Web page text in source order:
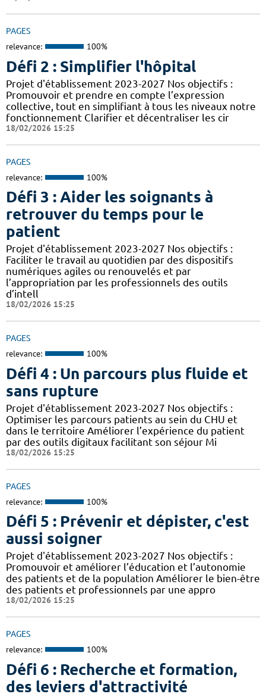
PAGES
relevance: 100%
Défi 2 : Simplifier l'hôpital
Projet d'établissement 2023-2027 Nos objectifs :
Promouvoir et prendre en compte l’expression
collective, tout en simplifiant à tous les niveaux notre
fonctionnement Clarifier et décentraliser les cir
18/02/2026 15:25
PAGES
relevance: 100%
Défi 3 : Aider les soignants à
retrouver du temps pour le
patient
Projet d'établissement 2023-2027 Nos objectifs :
Faciliter le travail au quotidien par des dispositifs
numériques agiles ou renouvelés et par
l’appropriation par les professionnels des outils
d’intell
18/02/2026 15:25
PAGES
relevance: 100%
Défi 4 : Un parcours plus fluide et
sans rupture
Projet d'établissement 2023-2027 Nos objectifs :
Optimiser les parcours patients au sein du CHU et
dans le territoire Améliorer l’expérience du patient
par des outils digitaux facilitant son séjour Mi
18/02/2026 15:25
PAGES
relevance: 100%
Défi 5 : Prévenir et dépister, c'est
aussi soigner
Projet d'établissement 2023-2027 Nos objectifs :
Promouvoir et améliorer l’éducation et l’autonomie
des patients et de la population Améliorer le bien-être
des patients et professionnels par une appro
18/02/2026 15:25
PAGES
relevance: 100%
Défi 6 : Recherche et formation,
des leviers d'attractivité